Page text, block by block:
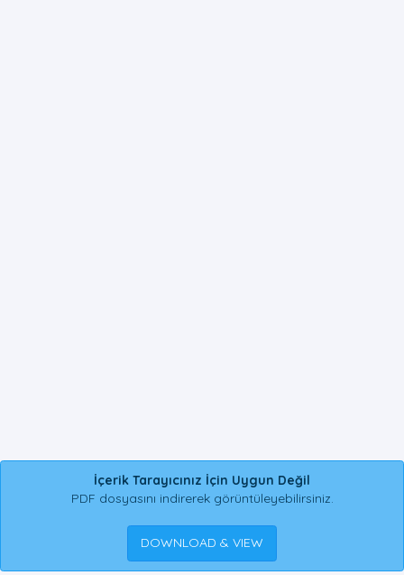
İçerik Tarayıcınız İçin Uygun Değil
PDF dosyasını indirerek görüntüleyebilirsiniz.
DOWNLOAD & VIEW